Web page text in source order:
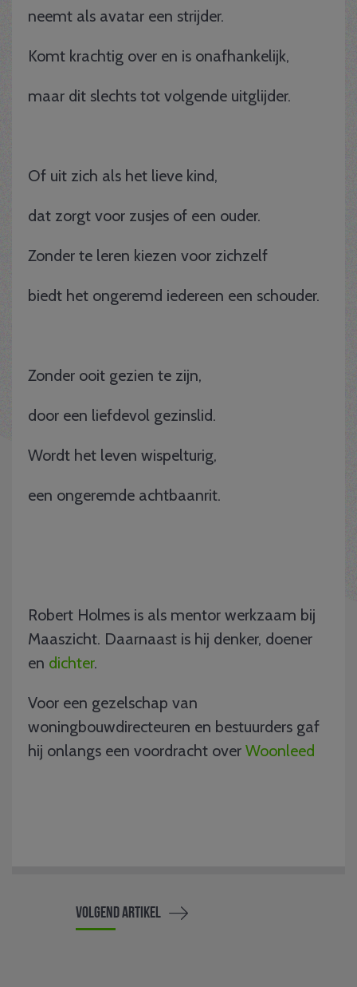
neemt als avatar een strijder.
Komt krachtig over en is onafhankelijk,
maar dit slechts tot volgende uitglijder.
Of uit zich als het lieve kind,
dat zorgt voor zusjes of een ouder.
Zonder te leren kiezen voor zichzelf
biedt het ongeremd iedereen een schouder.
Zonder ooit gezien te zijn,
door een liefdevol gezinslid.
Wordt het leven wispelturig,
een ongeremde achtbaanrit.
Robert Holmes is als mentor werkzaam bij
Maaszicht. Daarnaast is hij denker, doener
en dichter.
Voor een gezelschap van
woningbouwdirecteuren en bestuurders gaf
hij onlangs een voordracht over Woonleed
Volgend artikel